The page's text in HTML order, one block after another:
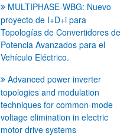
MULTIPHASE-WBG: Nuevo
proyecto de I+D+i para
Topologías de Convertidores de
Potencia Avanzados para el
Vehículo Eléctrico.
Advanced power inverter
topologies and modulation
techniques for common-mode
voltage elimination in electric
motor drive systems